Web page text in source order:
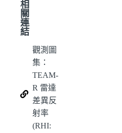
相
關
連
結
觀測圖
集：
TEAM-
R 雷達
差異反
射率
(RHI: